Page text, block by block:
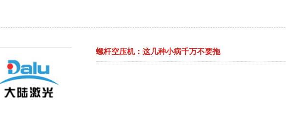
螺杆空压机：这几种小病千万不要拖